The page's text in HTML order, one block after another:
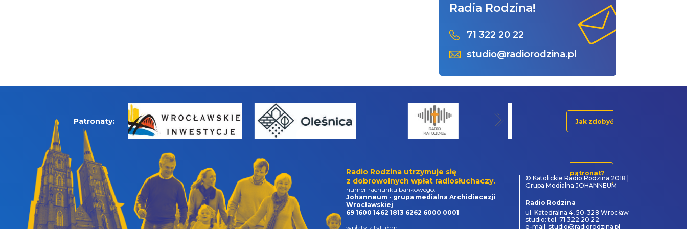
Radia Rodzina!
71 322 20 22
studio@radiorodzina.pl
Patronaty: Jak zdobyć
patronat?
Radio Rodzina utrzymuje się
z dobrowolnych wpłat radiosłuchaczy.
numer rachunku bankowego:
Johanneum - grupa medialna Archidiecezji
Wrocławskiej
69 1600 1462 1813 6262 6000 0001
© Katolickie Radio Rodzina 2018 |
Grupa Medialna JOHANNEUM
Radio Rodzina
ul. Katedralna 4, 50-328 Wrocław
studio: tel. 71 322 20 22
e-mail: studio@radiorodzina.pl